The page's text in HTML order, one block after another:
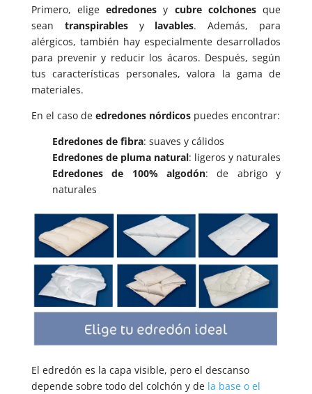
Primero, eligeedredones y cubre colchonesque
sean transpirablesy lavables. Además, para
alérgicos, también hay especialmente desarrollados
para prevenir y reducir los ácaros. Después, según
tus características personales, valora la gama de
materiales.
En el caso de edredones nórdicospuedes encontrar:
Edredones de fibra: suaves y cálidos
Edredones de pluma natural: ligeros y naturales
Edredones de 100% algodón: de abrigo y
naturales
El edredón es la capa visible, pero el descanso
depende sobre todo del colchón y de la base o el